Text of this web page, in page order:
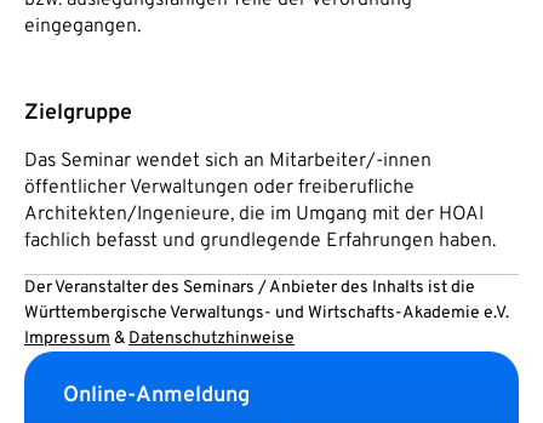
eingegangen.
Zielgruppe
Das Seminar wendet sich an Mitarbeiter/-innen
öffentlicher Verwaltungen oder freiberufliche
Architekten/Ingenieure, die im Umgang mit der HOAI
fachlich befasst und grundlegende Erfahrungen haben.
Der Veranstalter des Seminars / Anbieter des Inhalts ist die
Württembergische Verwaltungs- und Wirtschafts-Akademie e.V.
Impressum & Datenschutzhinweise
Online-Anmeldung